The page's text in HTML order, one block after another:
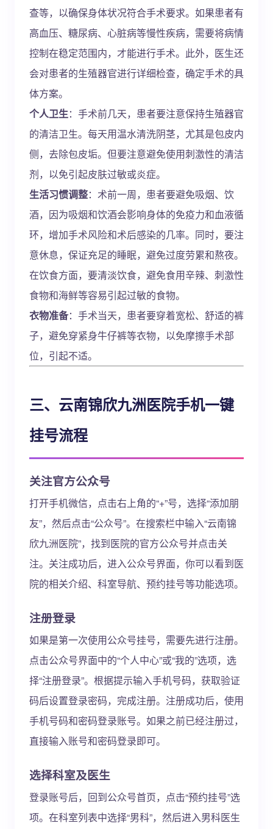
查等，以确保身体状况符合手术要求。如果患者有
高血压、糖尿病、心脏病等慢性疾病，需要将病情
控制在稳定范围内，才能进行手术。此外，医生还
会对患者的生殖器官进行详细检查，确定手术的具
体方案。
个人卫生：手术前几天，患者要注意保持生殖器官
的清洁卫生。每天用温水清洗阴茎，尤其是包皮内
侧，去除包皮垢。但要注意避免使用刺激性的清洁
剂，以免引起皮肤过敏或炎症。
生活习惯调整：术前一周，患者要避免吸烟、饮
酒，因为吸烟和饮酒会影响身体的免疫力和血液循
环，增加手术风险和术后感染的几率。同时，要注
意休息，保证充足的睡眠，避免过度劳累和熬夜。
在饮食方面，要清淡饮食，避免食用辛辣、刺激性
食物和海鲜等容易引起过敏的食物。
衣物准备：手术当天，患者要穿着宽松、舒适的裤
子，避免穿紧身牛仔裤等衣物，以免摩擦手术部
位，引起不适。
三、云南锦欣九洲医院手机一键
挂号流程
关注官方公众号
打开手机微信，点击右上角的“+”号，选择“添加朋
友”，然后点击“公众号”。在搜索栏中输入“云南锦
欣九洲医院”，找到医院的官方公众号并点击关
注。关注成功后，进入公众号界面，你可以看到医
院的相关介绍、科室导航、预约挂号等功能选项。
注册登录
如果是第一次使用公众号挂号，需要先进行注册。
点击公众号界面中的“个人中心”或“我的”选项，选
择“注册登录”。根据提示输入手机号码，获取验证
码后设置登录密码，完成注册。注册成功后，使用
手机号码和密码登录账号。如果之前已经注册过，
直接输入账号和密码登录即可。
选择科室及医生
登录账号后，回到公众号首页，点击“预约挂号”选
项。在科室列表中选择“男科”，然后进入男科医生